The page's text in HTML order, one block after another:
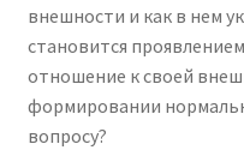
внешности и как в нем
становится
отношение к своей
формировании
вопросу?